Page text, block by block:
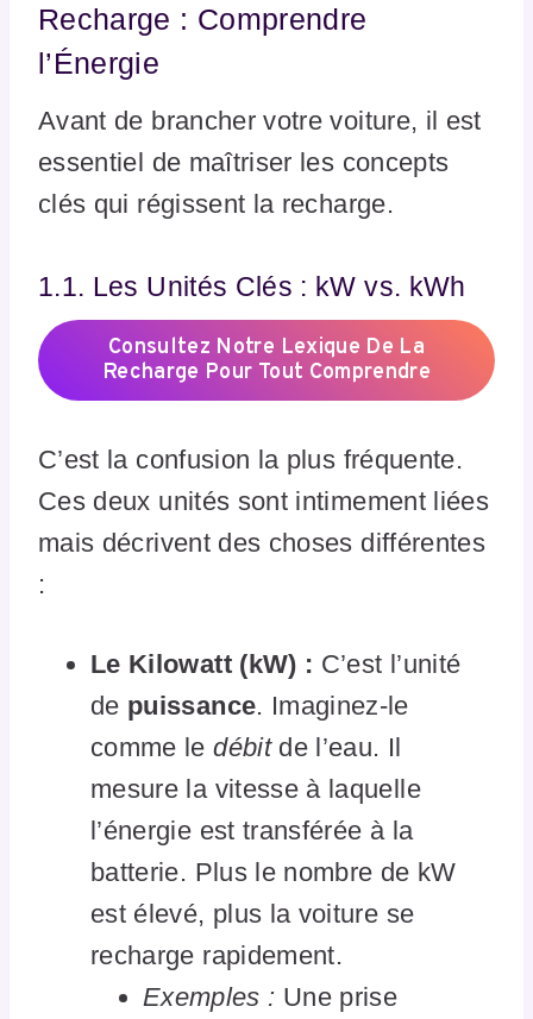
Recharge : Comprendre
l’Énergie
Avant de brancher votre voiture, il est
essentiel de maîtriser les concepts
clés qui régissent la recharge.
1.1. Les Unités Clés : kW vs. kWh
Consultez Notre Lexique De La
Recharge Pour Tout Comprendre
C’est la confusion la plus fréquente.
Ces deux unités sont intimement liées
mais décrivent des choses différentes
:
Le Kilowatt (kW) : C’est l’unité
de puissance. Imaginez-le
comme ledébitde l’eau. Il
mesure la vitesse à laquelle
l’énergie est transférée à la
batterie. Plus le nombre de kW
est élevé, plus la voiture se
recharge rapidement.
Exemples : Une prise